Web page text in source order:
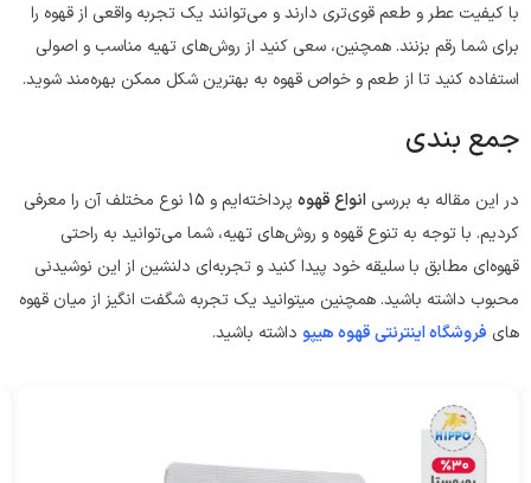
با کیفیت عطر و طعم قوی‌تری دارند و می‌توانند یک تجربه واقعی از قهوه را
برای شما رقم بزنند. همچنین، سعی کنید از روش‌های تهیه مناسب و اصولی
استفاده کنید تا از طعم و خواص قهوه به بهترین شکل ممکن بهره‌مند شوید.
جمع بندی
در این مقاله به بررسی انواع قهوه
پرداخته‌ایم و 15 نوع مختلف آن را معرفی
کردیم. با توجه به تنوع قهوه و روش‌های تهیه، شما می‌توانید به راحتی
قهوه‌ای مطابق با سلیقه خود پیدا کنید و تجربه‌ای دلنشین از این نوشیدنی
محبوب داشته باشید. همچنین میتوانید یک تجربه شگفت انگیز از میان قهوه
های فروشگاه اینترنتی قهوه هیپو داشته باشید.